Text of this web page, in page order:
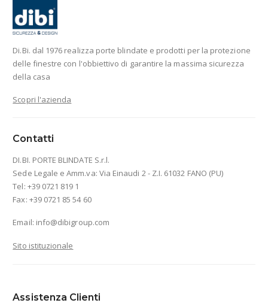
Di.Bi. dal 1976 realizza porte blindate e prodotti per la protezione
delle finestre con l'obbiettivo di garantire la massima sicurezza
della casa
Scopri l'azienda
Contatti
DI.BI. PORTE BLINDATE S.r.l.
Sede Legale e Amm.va: Via Einaudi 2 - Z.I. 61032 FANO (PU)
Tel: +39 0721 819 1
Fax: +39 0721 85 54 60
Email: info@dibigroup.com
Sito istituzionale
Assistenza Clienti